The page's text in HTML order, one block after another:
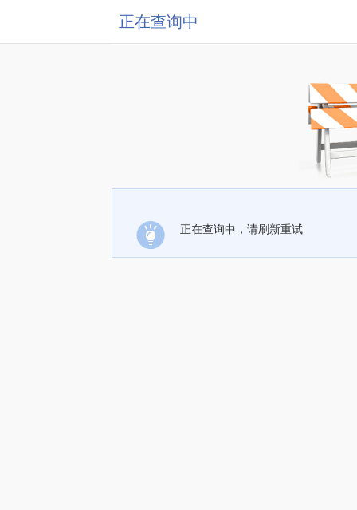
正在查询中
正在查询中，请刷新重试